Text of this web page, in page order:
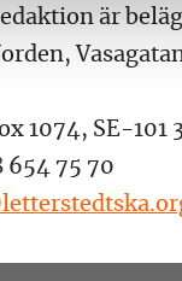
är
1074, SE-101
654 75 70